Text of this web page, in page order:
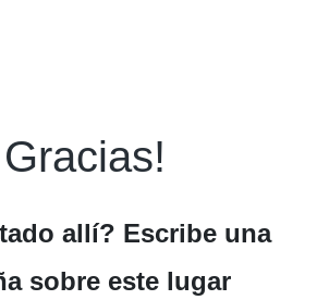
Gracias!
allí? Escribe una
sobre este lugar